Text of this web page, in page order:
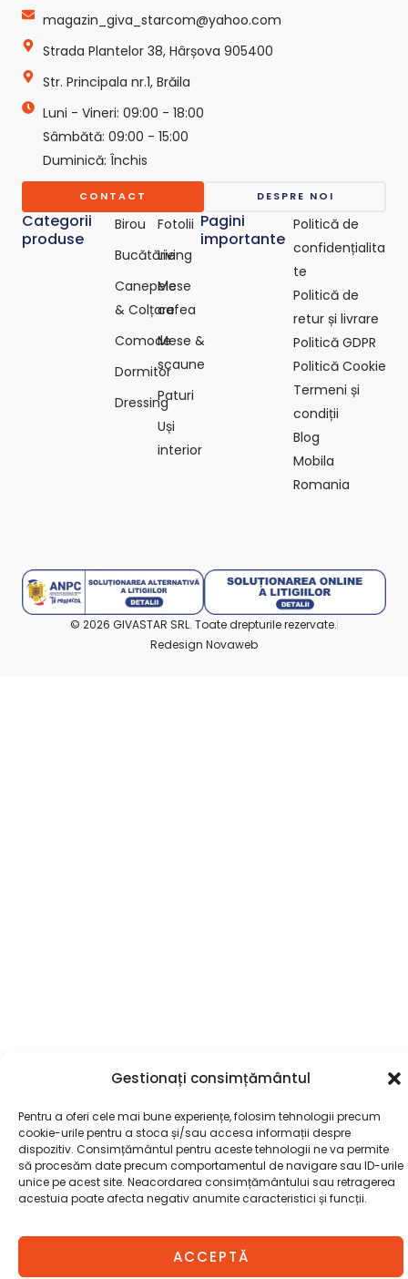
Gestionați consimțământul
Pentru a oferi cele mai bune experiențe, folosim tehnologii precum
cookie-urile pentru a stoca și/sau accesa informații despre
dispozitiv. Consimțământul pentru aceste tehnologii ne va permite
să procesăm date precum comportamentul de navigare sau ID-urile
unice pe acest site. Neacordarea consimțământului sau retragerea
acestuia poate afecta negativ anumite caracteristici și funcții.
ACCEPTĂ
o r
m
-
v
r
e
p
o
-
c
o
m
Categorii
produse
Birou
Bucătărie
Canepele
& Colțare
Comode
Dormitor
Dressing
Fotolii
Living
Mese
cafea
Mese &
scaune
Paturi
Uși
interior
Pagini
importante
Politică de
confidențialita
te
Politică de
retur și livrare
Politică GDPR
Politică Cookie
Termeni și
condiții
Blog
Mobila
Romania
magazin_giva_starcom@yahoo.com
Strada Plantelor 38, Hârșova 905400
Str. Principala nr.1, Brăila
Luni - Vineri: 09:00 - 18:00
Sâmbătă: 09:00 - 15:00
Duminică: Închis
CONTACT DESPRE NOI
© 2026 GIVASTAR SRL. Toate drepturile rezervate.
Redesign Novaweb
Availability: 1 în stoc
Cantitate
CENOVA
ADAUGĂ ÎN COȘ